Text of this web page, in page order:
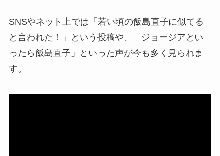
SNSやネット上では「若い頃の飯島直子に似てる
と言われた！」という投稿や、「ジョージアとい
ったら飯島直子」といった声が今も多く見られま
す。